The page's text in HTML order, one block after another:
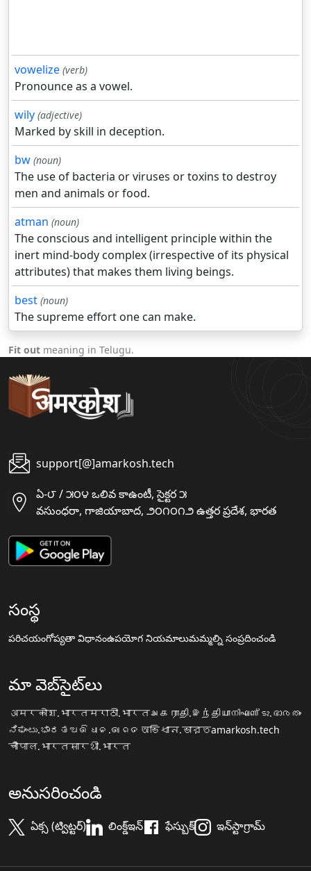
vowelize (verb)
Pronounce as a vowel.
wily (adjective)
Marked by skill in deception.
bw (noun)
The use of bacteria or viruses or toxins to destroy
men and animals or food.
atman (noun)
The conscious and intelligent principle within the
inert mind-body complex (irrespective of its physical
attributes) that makes them living beings.
best (noun)
The supreme effort one can make.
Fit out meaning in Telugu.
support[@]amarkosh.tech
ఏ-౮ / ౫౦౪ ఒలివ కాఉంటీ, సైక్టర ౫
వసుంధరా, గాజియాబాద, ౨౦౧౦౧౨ ఉత్తర ప్రదేశ, భారత
సంస్థ
పరిచయంగోప్యతా విధానంఉపయోగ నియమాలుమమ్మల్ని సంప్రదించండి
మా వెబ్‌సైట్‌లు
अमरकोश.भारतमराठी.भारतஅகராதி.இந்தியாനിഘണ്ടു.ഭാരതം
ನಿಘಂಟು.ಭಾರತ ଅଭିଧାନ.ଭାରତ অভিধান.ভারতamarkosh.tech
चौपाल.भारतसारथी.भारत
అనుసరించండి
ఏక్స (ట్విట్టర్) లింక్డ్ఇన్ ఫేస్బుక్ ఇన్‌స్టాగ్రామ్